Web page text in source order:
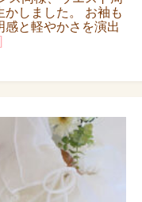
かしました。 お袖も
感と軽やかさを演出